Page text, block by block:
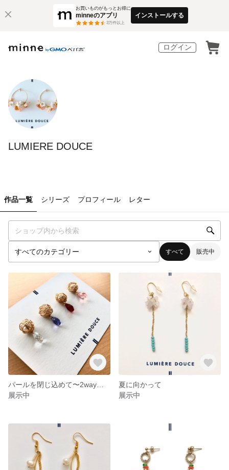
お買いものがもっとお得に
minneのアプリ
3万件以上
インストールする
ログイン
LUMIERE DOUCE
作品一覧 シリーズ プロフィール レター
すべて 販売中
展示中
夏に向かって
展示中